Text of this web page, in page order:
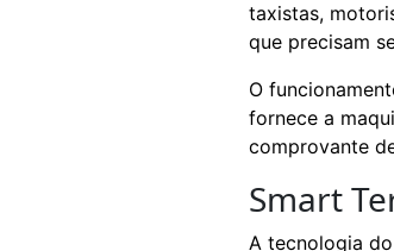
taxistas,
que precisam
O
fornece a
comprovante
Smart
A tecnologia